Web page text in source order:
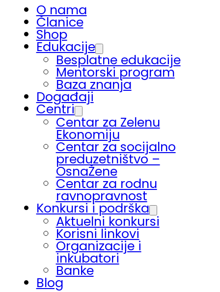
O nama
Članice
Shop
Edukacije
Besplatne edukacije
Mentorski program
Baza znanja
Događaji
Centri
Centar za Zelenu
Ekonomiju
Centar za socijalno
preduzetništvo –
OsnaŽene
Centar za rodnu
ravnopravnost
Konkursi i podrška
Aktuelni konkursi
Korisni linkovi
Organizacije i
inkubatori
Banke
Blog